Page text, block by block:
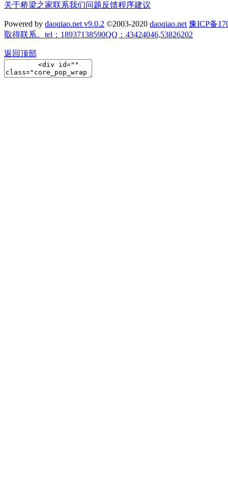
关于桥梁之家联系我们问题反馈程序建议
Powered by daoqiao.net v9.0.2 ©2003-2020 daoqiao.net 豫ICP备
取得联系。tel：18937138590QQ：43424046,53826202
返回顶部